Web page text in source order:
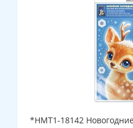
*НМТ1-18142